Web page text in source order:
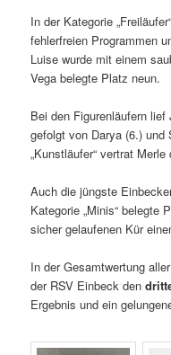
In der Kategorie
fehlerfreien Programmen
Luise wurde mit einem
Vega belegte Platz neun.
Bei den Figurenläufern
gefolgt von Darya (6.)
„Kunstläufer“ vertrat
Auch die jüngste
Kategorie „Minis“ belegte
sicher gelaufenen Kür
In der Gesamtwertung
der RSV Einbeck den
Ergebnis und ein